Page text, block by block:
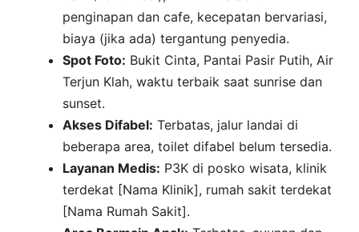
penginapan dan cafe, kecepatan bervariasi,
biaya (jika ada) tergantung penyedia.
Spot Foto: Bukit Cinta, Pantai Pasir Putih, Air
Terjun Klah, waktu terbaik saat sunrise dan
sunset.
Akses Difabel: Terbatas, jalur landai di
beberapa area, toilet difabel belum tersedia.
Layanan Medis: P3K di posko wisata, klinik
terdekat [Nama Klinik], rumah sakit terdekat
[Nama Rumah Sakit].